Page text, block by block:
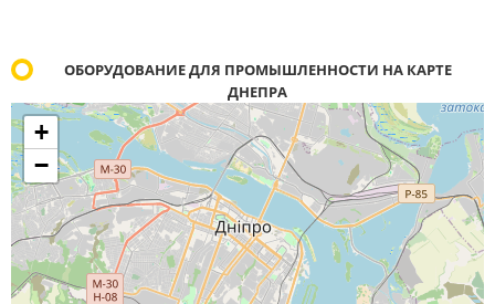
ОБОРУДОВАНИЕ ДЛЯ ПРОМЫШЛЕННОСТИ НА КАРТЕ
ДНЕПРА
+
−